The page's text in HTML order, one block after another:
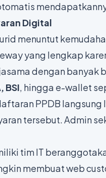
Digital
menuntut
yang lengkap
dengan banyak
BSI, hingga e-wallet
PPDB
tersebut. Admin
tim IT
membuat web